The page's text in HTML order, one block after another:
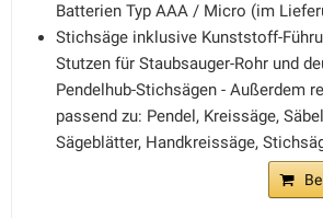
Batterien Typ AAA / Micro (im
Stichsäge inklusive Kunststoff-
Stutzen für Staubsauger-Rohr und
Pendelhub-Stichsägen - Außerdem
passend zu: Pendel, Kreissäge,
Sägeblätter, Handkreissäge,